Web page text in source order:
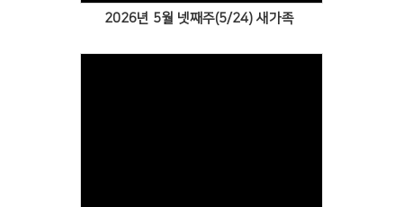
2026년 5월 넷째주(5/24) 새가족